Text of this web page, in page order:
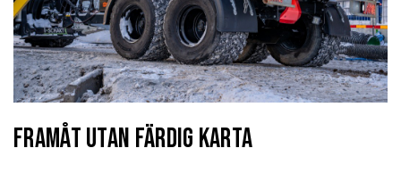
Framåt utan färdig karta